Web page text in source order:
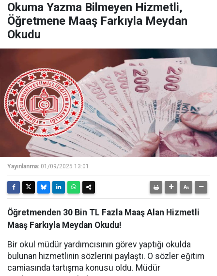
Okuma Yazma Bilmeyen Hizmetli,
Öğretmene Maaş Farkıyla Meydan
Okudu
Yayınlanma: 01/09/2025 13:01
Öğretmenden 30 Bin TL Fazla Maaş Alan Hizmetli
Maaş Farkıyla Meydan Okudu!
Bir okul müdür yardımcısının görev yaptığı okulda
bulunan hizmetlinin sözlerini paylaştı. O sözler eğitim
camiasında tartışma konusu oldu. Müdür